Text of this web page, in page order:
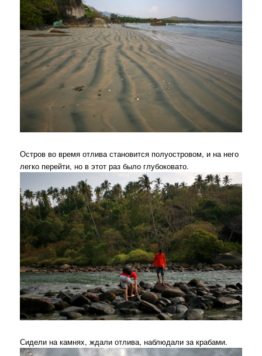
Остров во время отлива становится полуостровом, и на него
легко перейти, но в этот раз было глубоковато.
Сидели на камняx, ждали отлива, наблюдали за крабами.